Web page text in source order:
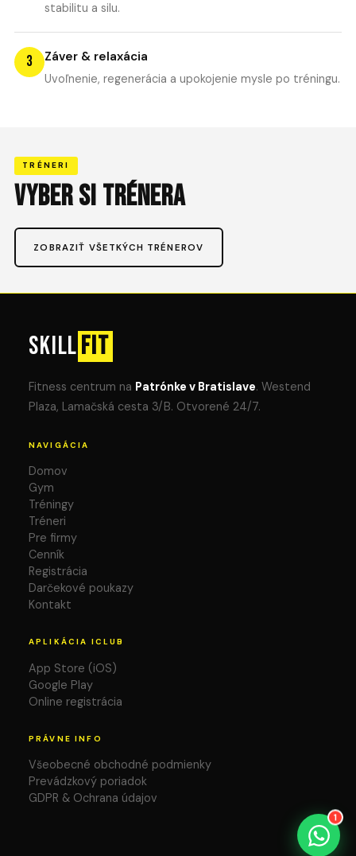
stabilitu a silu.
3 Záver & relaxácia
Uvoľnenie, regenerácia a upokojenie mysle po tréningu.
TRÉNERI
VYBER SI TRÉNERA
ZOBRAZIŤ VŠETKÝCH TRÉNEROV
SKILLFIT
Fitness centrum na Patrónke v Bratislave. Westend
Plaza, Lamačská cesta 3/B. Otvorené 24/7.
NAVIGÁCIA
Domov
Gym
Tréningy
Tréneri
Pre firmy
Cenník
Registrácia
Darčekové poukazy
Kontakt
APLIKÁCIA ICLUB
App Store (iOS)
Google Play
Online registrácia
PRÁVNE INFO
Všeobecné obchodné podmienky
Prevádzkový poriadok
GDPR & Ochrana údajov
1